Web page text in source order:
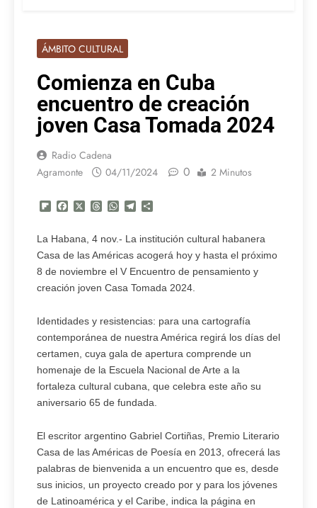
ÁMBITO CULTURAL
Comienza en Cuba
encuentro de creación
joven Casa Tomada 2024
Radio Cadena
Agramonte
04/11/2024 0 2 Minutos
Flipboard
FacebookThreadsWhatsApp
Telegram
La Habana, 4 nov.- La institución cultural habanera
Casa de las Américas acogerá hoy y hasta el próximo
8 de noviembre el V Encuentro de pensamiento y
creación joven Casa Tomada 2024.
Identidades y resistencias: para una cartografía
contemporánea de nuestra América regirá los días del
certamen, cuya gala de apertura comprende un
homenaje de la Escuela Nacional de Arte a la
fortaleza cultural cubana, que celebra este año su
aniversario 65 de fundada.
El escritor argentino Gabriel Cortiñas, Premio Literario
Casa de las Américas de Poesía en 2013, ofrecerá las
palabras de bienvenida a un encuentro que es, desde
sus inicios, un proyecto creado por y para los jóvenes
de Latinoamérica y el Caribe, indica la página en